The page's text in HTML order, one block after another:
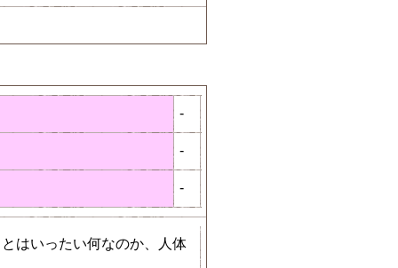
-
-
-
はいったい何なのか、人体